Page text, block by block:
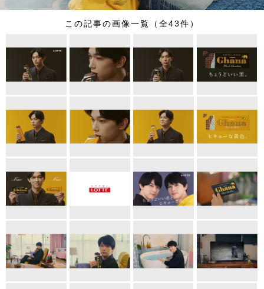
この記事の画像一覧（全43件）